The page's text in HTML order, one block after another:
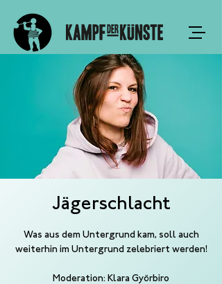
Jägerschlacht
Was aus dem Untergrund kam, soll auch
weiterhin im Untergrund zelebriert werden!
Moderation: Klara Györbiro